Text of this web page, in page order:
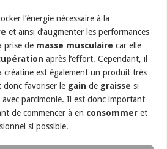
l’énergie nécessaire à la
et ainsi d’augmenter les performances
prise de masse musculaire car elle
après l’effort. Cependant, il
créatine est également un produit très
donc favoriser le gain de graisse si
avec parcimonie. Il est donc important
de commencer à en consommer et
si possible.